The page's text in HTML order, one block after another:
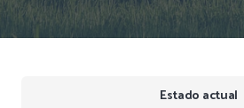
Estado actual